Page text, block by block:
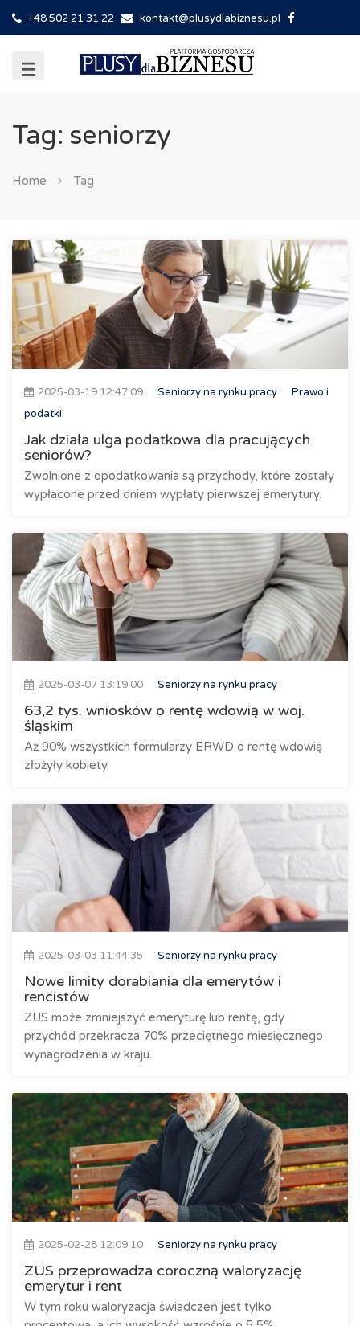
+48 502 21 31 22 kontakt@plusydlabiznesu.pl
Tag: seniorzy
Home Tag
2025-03-19 12:47:09 Seniorzy na rynku pracy
Prawo i
podatki
Jak działa ulga podatkowa dla pracujących
seniorów?
Zwolnione z opodatkowania są przychody, które zostały
wypłacone przed dniem wypłaty pierwszej emerytury.
2025-03-07 13:19:00 Seniorzy na rynku pracy
63,2 tys. wniosków o rentę wdowią w woj.
śląskim
Aż 90% wszystkich formularzy ERWD o rentę wdowią
złożyły kobiety.
2025-03-03 11:44:35 Seniorzy na rynku pracy
Nowe limity dorabiania dla emerytów i
rencistów
ZUS może zmniejszyć emeryturę lub rentę, gdy
przychód przekracza 70% przeciętnego miesięcznego
wynagrodzenia w kraju.
2025-02-28 12:09:10 Seniorzy na rynku pracy
ZUS przeprowadza coroczną waloryzację
emerytur i rent
W tym roku waloryzacja świadczeń jest tylko